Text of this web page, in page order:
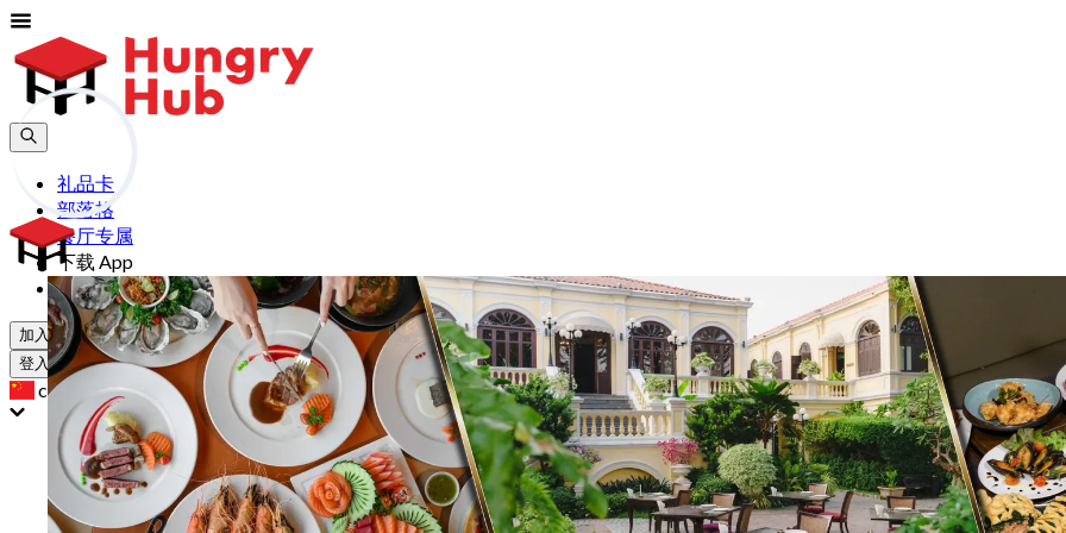
礼品卡
部落格
餐厅专属
下载 App
帮助
加入
登入
cn